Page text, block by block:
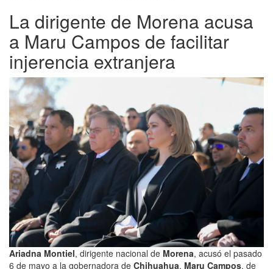
La dirigente de Morena acusa
a Maru Campos de facilitar
injerencia extranjera
Ariadna Montiel, dirigente nacional de Morena, acusó el pasado
6 de mayo a la gobernadora de Chihuahua, Maru Campos, de